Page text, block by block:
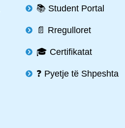
📚 Student Portal
📄 Rregulloret
🎓 Certifikatat
❓ Pyetje të Shpeshta